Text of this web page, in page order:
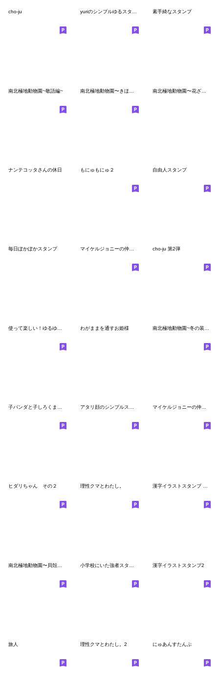
cho-ju yuriのシンプルゆるスタンプ 素手綺なスタンプ
南北極地動物園~敬語編~ 南北極地動物園〜花ざかり〜
ナンテコッタさんの休日 もにゅもにゅ２ 自由人スタンプ
毎日ぽかぽかスタンプ マイケルジョニーの仲間たち cho-ju 第2弾
わがままを通すお姫様 南北極地動物園~冬の装い~
マイケルジョニーの仲間たち3【敬語】
ヒダリちゃん その２ 理性クマとわたし。 漢字イラストスタンプ 正月編
漢字イラストスタンプ2
旅人 理性クマとわたし。2 にゅあんすたんぷ